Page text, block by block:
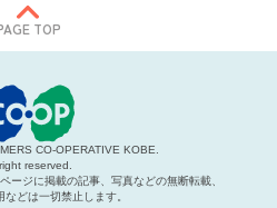
TOP
CO-OPERATIVE KOBE.
reserved.
ージに掲載の記事、 写真などの無断転載、
などは一切禁止します。